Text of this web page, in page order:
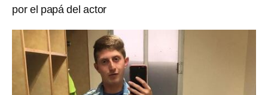
por el papá del actor